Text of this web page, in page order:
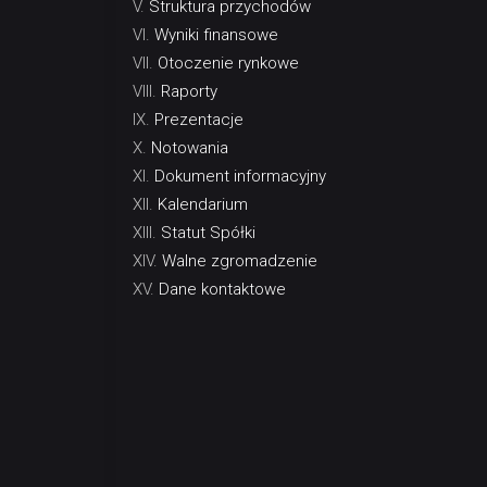
Struktura przychodów
Wyniki finansowe
Otoczenie rynkowe
Raporty
Prezentacje
Notowania
Dokument informacyjny
Kalendarium
Statut Spółki
Walne zgromadzenie
Dane kontaktowe